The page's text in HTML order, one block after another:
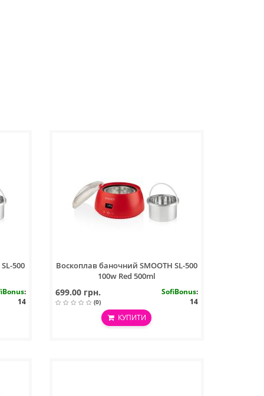
500
:
14
Воскоплав баночний SMOOTH SL-500
100w Red 500ml
699.00 грн.
(0)
SofiBonus:
14
КУПИТИ